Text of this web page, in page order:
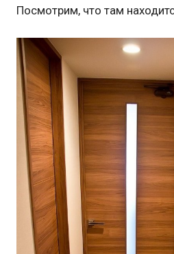
Посмотрим, что там